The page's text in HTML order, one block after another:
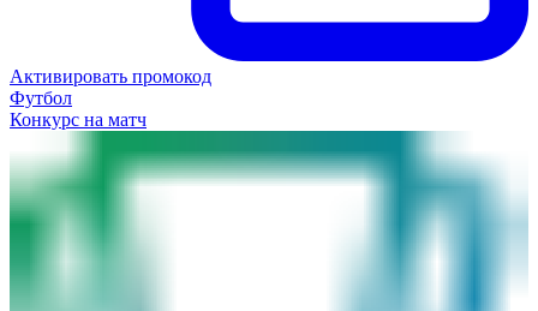
Активировать промокод
Футбол
Конкурс на матч